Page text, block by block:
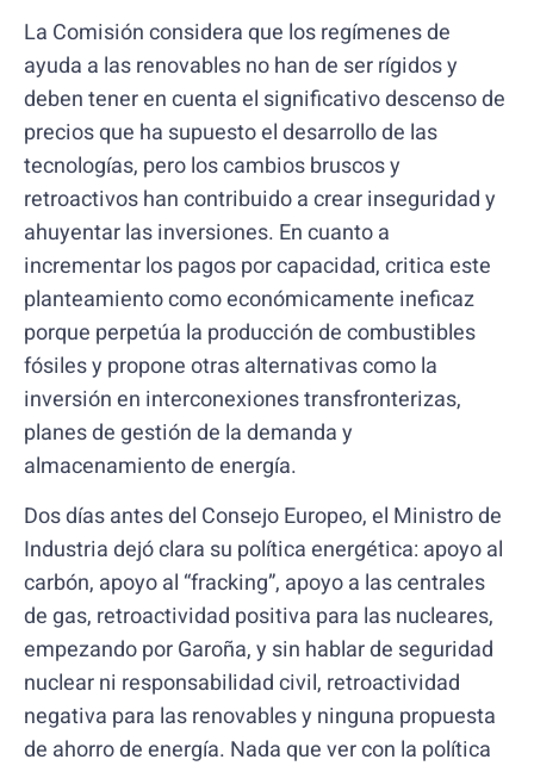
La Comisión considera que los regímenes de
ayuda a las renovables no han de ser rígidos y
deben tener en cuenta el significativo descenso de
precios que ha supuesto el desarrollo de las
tecnologías, pero los cambios bruscos y
retroactivos han contribuido a crear inseguridad y
ahuyentar las inversiones. En cuanto a
incrementar los pagos por capacidad, critica este
planteamiento como económicamente ineficaz
porque perpetúa la producción de combustibles
fósiles y propone otras alternativas como la
inversión en interconexiones transfronterizas,
planes de gestión de la demanda y
almacenamiento de energía.
Dos días antes del Consejo Europeo, el Ministro de
Industria dejó clara su política energética: apoyo al
carbón, apoyo al “fracking”, apoyo a las centrales
de gas, retroactividad positiva para las nucleares,
empezando por Garoña, y sin hablar de seguridad
nuclear ni responsabilidad civil, retroactividad
negativa para las renovables y ninguna propuesta
de ahorro de energía. Nada que ver con la política